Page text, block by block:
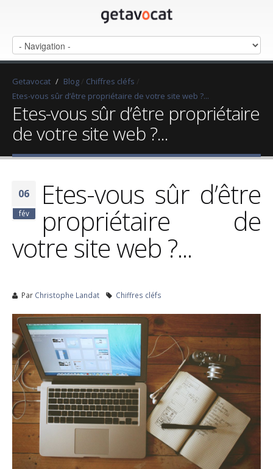
Getavocat / Blog / Chiffres cléfs /
Etes-vous sûr d’être propriétaire de votre site web ?...
Etes-vous sûr d’être propriétaire
de votre site web ?...
06
fév
Etes-vous sûr d’être
propriétaire de
votre site web ?...
Par Christophe Landat Chiffres cléfs